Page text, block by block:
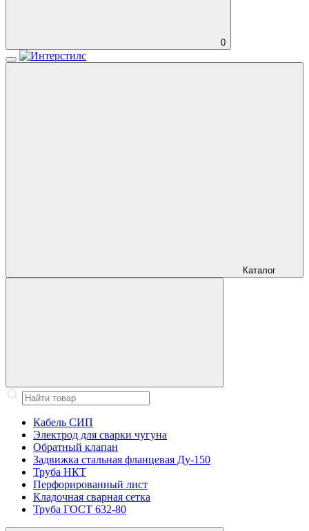
0
Каталог
Кабель СИП
Электрод для сварки чугуна
Обратный клапан
Задвижка стальная фланцевая Ду-150
Труба НКТ
Перфорированный лист
Кладочная сварная сетка
Труба ГОСТ 632-80